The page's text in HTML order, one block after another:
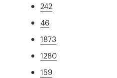
242
46
1873
1280
159